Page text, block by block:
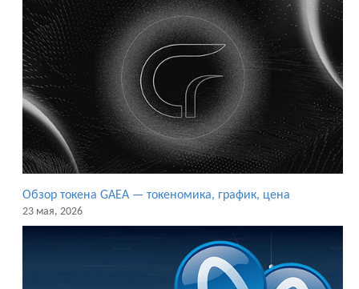
Обзор токена GAEA — токеномика, график, цена
23 мая, 2026